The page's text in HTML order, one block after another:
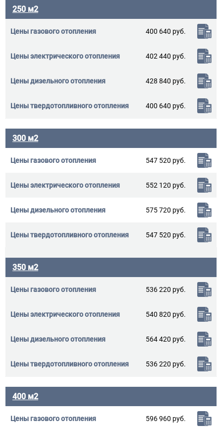
250 м2
400 640 руб.
402 440 руб.
428 840 руб.
400 640 руб.
300 м2
547 520 руб.
552 120 руб.
575 720 руб.
547 520 руб.
350 м2
536 220 руб.
540 820 руб.
564 420 руб.
536 220 руб.
400 м2
596 960 руб.